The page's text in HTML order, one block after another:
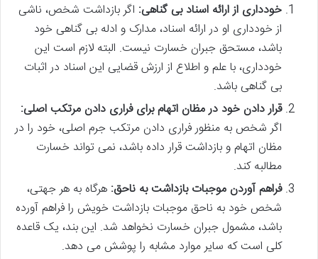
خودداری از ارائه اسناد بی گناهی: اگر بازداشت شخص، ناشی
از خودداری او در ارائه اسناد، مدارک و ادله بی گناهی خود
باشد، مستحق جبران خسارت نیست. البته لازم است این
خودداری، با علم و اطلاع از ارزش قضایی این اسناد در اثبات
بی گناهی باشد.
قرار دادن خود در مظان اتهام برای فراری دادن مرتکب اصلی:
اگر شخص به منظور فراری دادن مرتکب جرم اصلی، خود را در
مظان اتهام و بازداشت قرار داده باشد، نمی تواند خسارت
مطالبه کند.
فراهم آوردن موجبات بازداشت به ناحق: هرگاه به هر جهتی،
شخص خود به ناحق موجبات بازداشت خویش را فراهم آورده
باشد، مشمول جبران خسارت نخواهد شد. این بند، یک قاعده
کلی است که سایر موارد مشابه را پوشش می دهد.